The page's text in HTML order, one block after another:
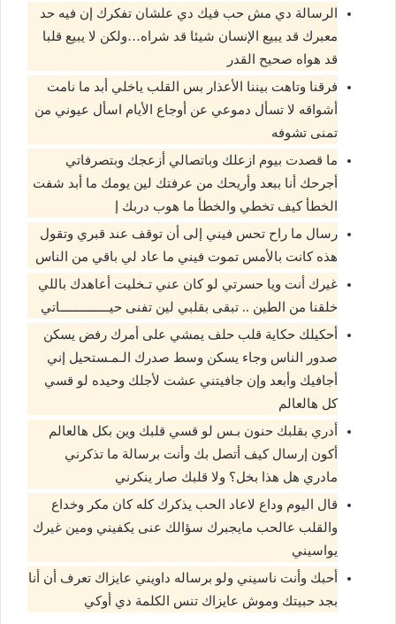
الرسالة دي مش حب فيك دي علشان تفكرك إن فيه حد
معبرك قد يبيع الإنسان شيئا قد شراه…ولكن لا يبيع قلبا
قد هواه صحيح القدر
فرقنا وتاهت بيننا الأعذار بس القلب ياخلي أبد ما نامت
أشواقه لا تسأل دموعي عن أوجاع الأيام اسأل عيوني من
تمنى تشوفه
ما قصدت بيوم ازعلك وباتصالي أزعجك وبتصرفاتي
أجرحك أنا ببعد وأريحك من عرفتك لين يومك ما أبد شفت
الخطأ كيف تخطي والخطأ ما هوب دربك إ
رسال ما راح تحس فيني إلى أن توقف عند قبري وتقول
هذه كانت بالأمس تموت فيني ما عاد لي باقي من الناس
غيرك أنت ويا حسرتي لو كان عني تـخليت أعاهدك باللي
خلقنا من الطين .. تبقى بقلبي لين تفنى حيــــــــــــــاتي
أحكيلك حكاية قلب حلف يمشي على أمرك رفض يسكن
صدور الناس وجاء يسكن وسط صدرك الـمـستحيل إني
أجافيك وأبعد وإن جافيتني عشت لأجلك وحيده لو قسي
كل هالعالم
أدري بقلبك حنون بـس لو قسي قلبك وين بكل هالعالم
أكون إرسال كيف أتصل بك وأنت برسالة ما تذكرني
مادري هل هذا بخل؟ ولا قلبك صار ينكرني
قال اليوم وداع لاعاد الحب يذكرك كله كان مكر وخداع
والقلب عالحب مايجبرك سؤالك عنى يكفيني ومين غيرك
يواسيني
أحبك وأنت ناسيني ولو برساله داويني عايزاك تعرف أن أنا
بجد حبيتك وموش عايزاك تنس الكلمة دي أوكي